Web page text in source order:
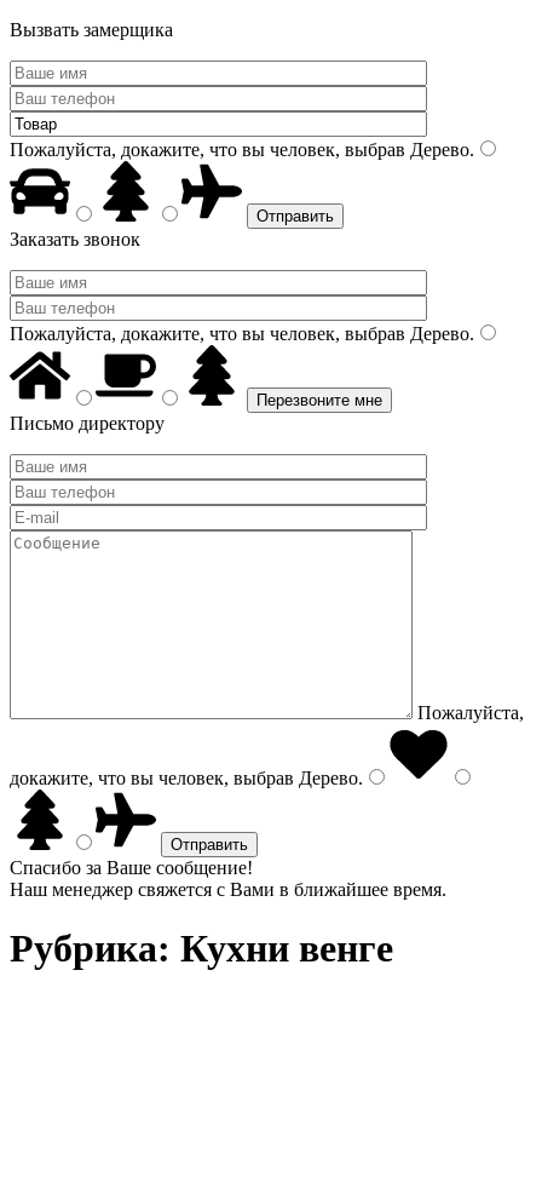
Вызвать замерщика
Пожалуйста, докажите, что вы человек, выбрав Дерево.
Заказать звонок
Пожалуйста, докажите, что вы человек, выбрав Дерево.
Письмо директору
Пожалуйста,
докажите, что вы человек, выбрав Дерево.
Спасибо за Ваше сообщение!
Наш менеджер свяжется с Вами в ближайшее время.
Рубрика: Кухни венге